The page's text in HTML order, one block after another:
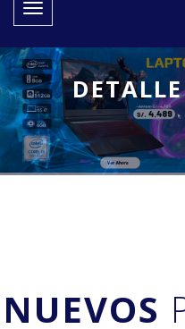
Toggle
navigation
NUEVOS